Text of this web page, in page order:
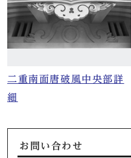
二重南面唐破風中央部詳
細
お問い合わせ